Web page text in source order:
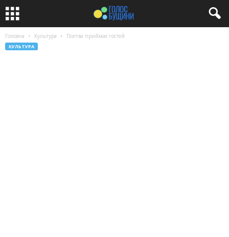
Головна Культура Полтва приймає гостей
КУЛЬТУРА